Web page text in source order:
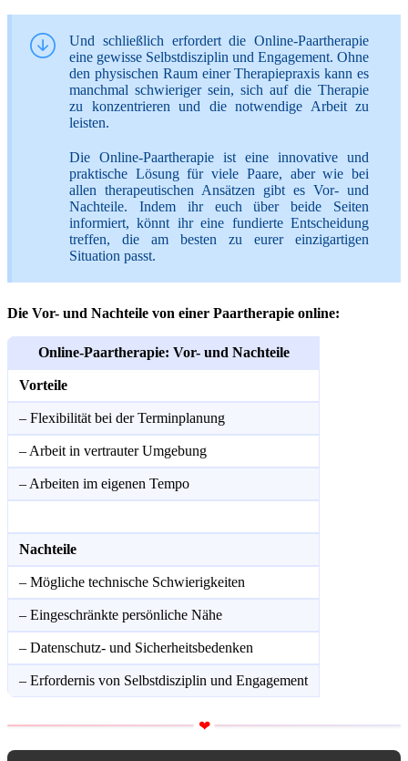
Und schließlich erfordert die Online-Paartherapie
eine gewisse Selbstdisziplin und Engagement. Ohne
den physischen Raum einer Therapiepraxis kann es
manchmal schwieriger sein, sich auf die Therapie
zu konzentrieren und die notwendige Arbeit zu
leisten.
Die Online-Paartherapie ist eine innovative und
praktische Lösung für viele Paare, aber wie bei
allen therapeutischen Ansätzen gibt es Vor- und
Nachteile. Indem ihr euch über beide Seiten
informiert, könnt ihr eine fundierte Entscheidung
treffen, die am besten zu eurer einzigartigen
Situation passt.
Die Vor- und Nachteile von einer Paartherapie online:
Online-Paartherapie: Vor- und Nachteile
Vorteile
– Flexibilität bei der Terminplanung
– Arbeit in vertrauter Umgebung
– Arbeiten im eigenen Tempo
Nachteile
– Mögliche technische Schwierigkeiten
– Eingeschränkte persönliche Nähe
– Datenschutz- und Sicherheitsbedenken
– Erfordernis von Selbstdisziplin und Engagement